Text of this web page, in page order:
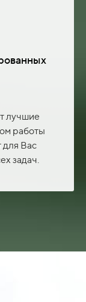
лучшие
работы
для Вас
задач.